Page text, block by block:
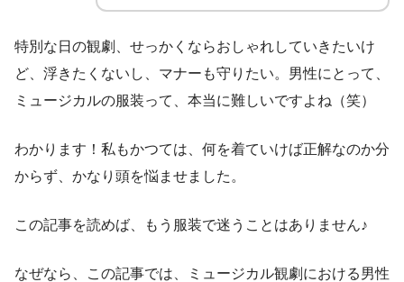
特別な日の観劇、せっかくならおしゃれしていきたいけ
ど、浮きたくないし、マナーも守りたい。男性にとって、
ミュージカルの服装って、本当に難しいですよね（笑）
わかります！私もかつては、何を着ていけば正解なのか分
からず、かなり頭を悩ませました。
この記事を読めば、もう服装で迷うことはありません♪
なぜなら、この記事では、ミュージカル観劇における男性